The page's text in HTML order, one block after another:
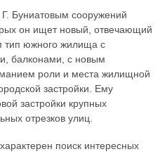
Буниатовым сооружений
он ищет новый, отвечающий
тип южного жилища с
балконами, с новым
роли и места жилищной
застройки. Ему
застройки крупных
отрезков улиц.
поиск интересных